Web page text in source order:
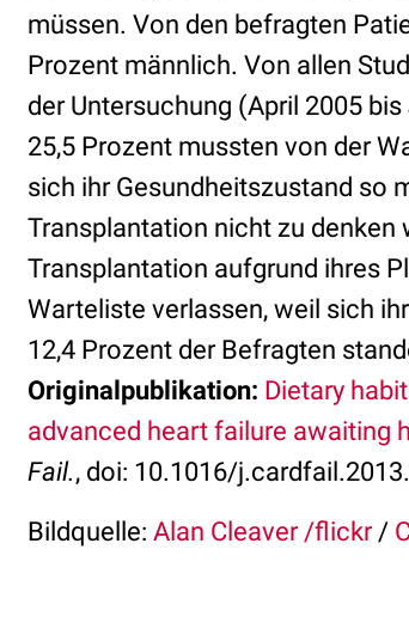
müssen. Von den befragten
Prozent männlich. Von allen
der Untersuchung (April 2005
25,5 Prozent mussten von der
sich ihr Gesundheitszustand so
Transplantation nicht zu denken
Transplantation aufgrund ihres
Warteliste verlassen, weil sich
12,4 Prozent der Befragten
Originalpublikation: Dietary
advanced heart failure awaiting
Fail., doi: 10.1016/
Bildquelle: Alan Cleaver /flickr/